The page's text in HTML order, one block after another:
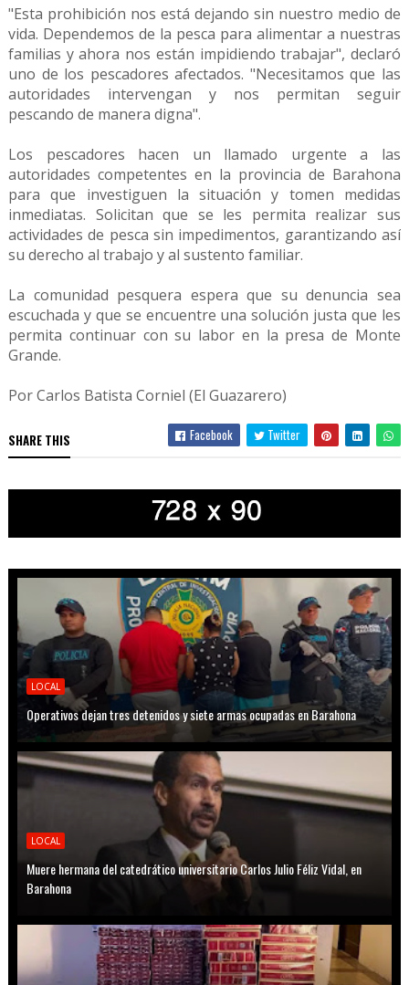
"Esta prohibición nos está dejando sin nuestro medio de
vida. Dependemos de la pesca para alimentar a nuestras
familias y ahora nos están impidiendo trabajar", declaró
uno de los pescadores afectados. "Necesitamos que las
autoridades intervengan y nos permitan seguir
pescando de manera digna".
Los pescadores hacen un llamado urgente a las
autoridades competentes en la provincia de Barahona
para que investiguen la situación y tomen medidas
inmediatas. Solicitan que se les permita realizar sus
actividades de pesca sin impedimentos, garantizando así
su derecho al trabajo y al sustento familiar.
La comunidad pesquera espera que su denuncia sea
escuchada y que se encuentre una solución justa que les
permita continuar con su labor en la presa de Monte
Grande.
Por Carlos Batista Corniel (El Guazarero)
SHARE THIS Facebook Twitter
LOCAL
Operativos dejan tres detenidos y siete armas ocupadas en Barahona
LOCAL
Muere hermana del catedrático universitario Carlos Julio Féliz Vidal, en
Barahona